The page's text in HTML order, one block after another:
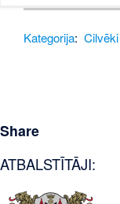
Kategorija: Cilvēki
Share
ATBALSTĪTĀJI: